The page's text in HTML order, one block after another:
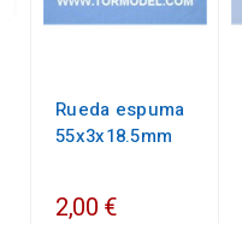
Rueda espuma
55x3x18.5mm
2,00 €